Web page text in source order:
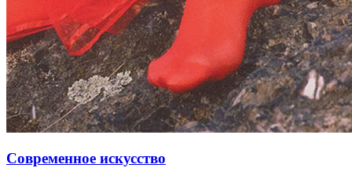
Современное искусство